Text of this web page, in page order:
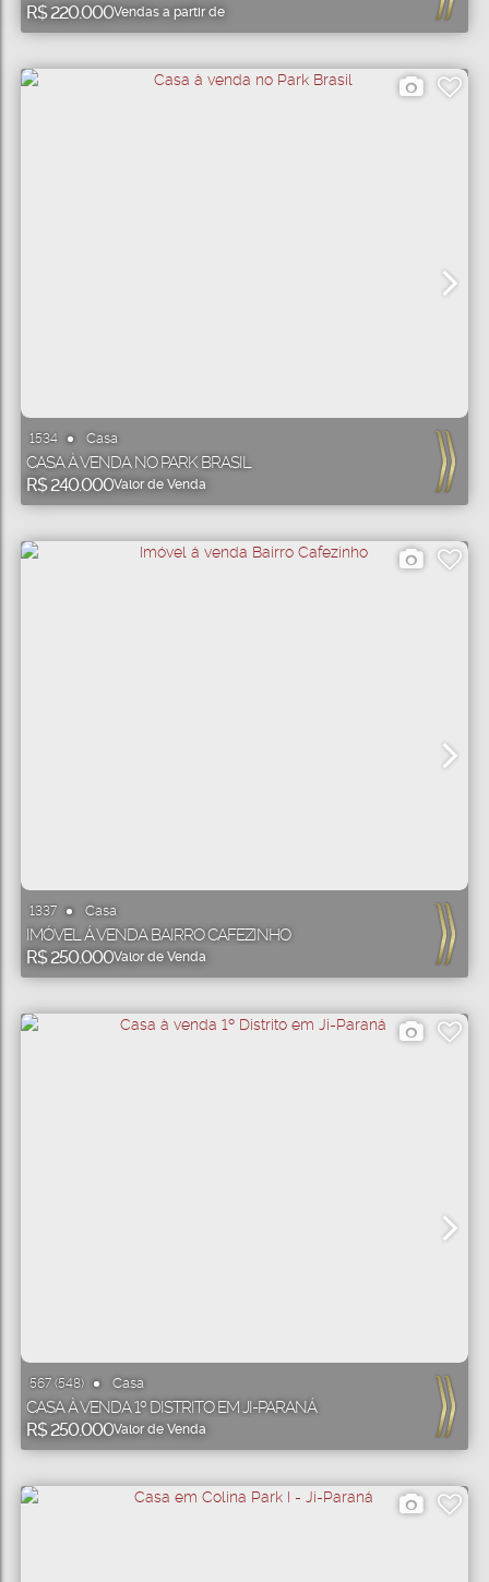
R$220.000Vendas a partir de
1534 Casa
R$240.000Valor de Venda
CASA À VENDA NO PARK BRASIL
1337 Casa
R$250.000Valor de Venda
IMÓVEL Á VENDA BAIRRO CAFEZINHO
567 (548) Casa
R$250.000Valor de Venda
CASA À VENDA 1º DISTRITO EM JI-PARANÁ